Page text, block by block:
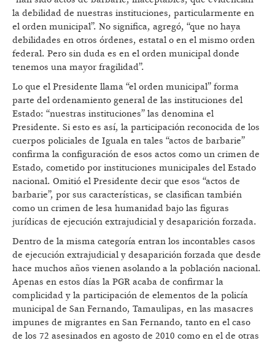
la debilidad de nuestras instituciones, particularmente en
el orden municipal”. No significa, agregó, “que no haya
debilidades en otros órdenes, estatal o en el mismo orden
federal. Pero sin duda es en el orden municipal donde
tenemos una mayor fragilidad”.
Lo que el Presidente llama “el orden municipal” forma
parte del ordenamiento general de las instituciones del
Estado: “nuestras instituciones” las denomina el
Presidente. Si esto es así, la participación reconocida de los
cuerpos policiales de Iguala en tales “actos de barbarie”
confirma la configuración de esos actos como un crimen de
Estado, cometido por instituciones municipales del Estado
nacional. Omitió el Presidente decir que esos “actos de
barbarie”, por sus características, se clasifican también
como un crimen de lesa humanidad bajo las figuras
jurídicas de ejecución extrajudicial y desaparición forzada.
Dentro de la misma categoría entran los incontables casos
de ejecución extrajudicial y desaparición forzada que desde
hace muchos años vienen asolando a la población nacional.
Apenas en estos días la PGR acaba de confirmar la
complicidad y la participación de elementos de la policía
municipal de San Fernando, Tamaulipas, en las masacres
impunes de migrantes en San Fernando, tanto en el caso
de los 72 asesinados en agosto de 2010 como en el de otras